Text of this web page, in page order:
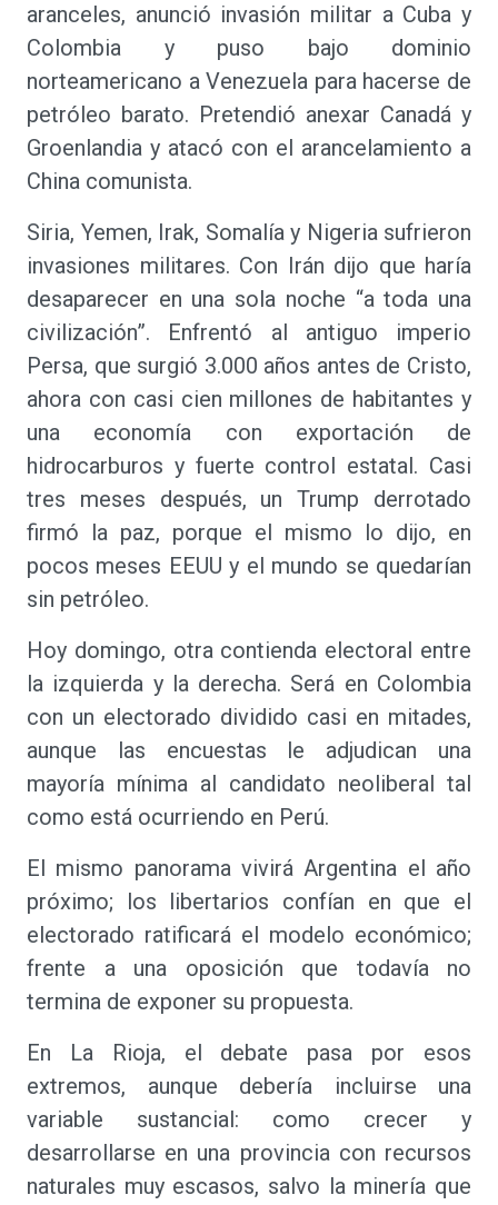
aranceles, anunció invasión militar a Cuba y
Colombia y puso bajo dominio
norteamericano a Venezuela para hacerse de
petróleo barato. Pretendió anexar Canadá y
Groenlandia y atacó con el arancelamiento a
China comunista.
Siria, Yemen, Irak, Somalía y Nigeria sufrieron
invasiones militares. Con Irán dijo que haría
desaparecer en una sola noche “a toda una
civilización”. Enfrentó al antiguo imperio
Persa, que surgió 3.000 años antes de Cristo,
ahora con casi cien millones de habitantes y
una economía con exportación de
hidrocarburos y fuerte control estatal. Casi
tres meses después, un Trump derrotado
firmó la paz, porque el mismo lo dijo, en
pocos meses EEUU y el mundo se quedarían
sin petróleo.
Hoy domingo, otra contienda electoral entre
la izquierda y la derecha. Será en Colombia
con un electorado dividido casi en mitades,
aunque las encuestas le adjudican una
mayoría mínima al candidato neoliberal tal
como está ocurriendo en Perú.
El mismo panorama vivirá Argentina el año
próximo; los libertarios confían en que el
electorado ratificará el modelo económico;
frente a una oposición que todavía no
termina de exponer su propuesta.
En La Rioja, el debate pasa por esos
extremos, aunque debería incluirse una
variable sustancial: como crecer y
desarrollarse en una provincia con recursos
naturales muy escasos, salvo la minería que